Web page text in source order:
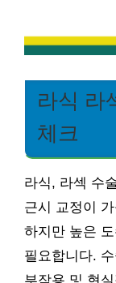
라식 라
체크
라식, 라섹 수
근시 교정이
하지만 높은
필요합니다.